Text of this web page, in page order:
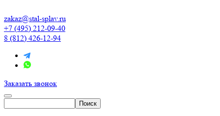
zakaz@stal-splav.ru
+7 (495) 212-09-40
8 (812) 426-12-94
Заказать звонок